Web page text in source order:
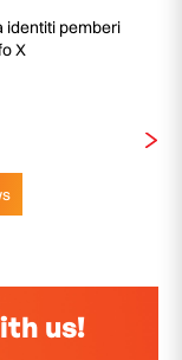
identiti pemberi
X
us!